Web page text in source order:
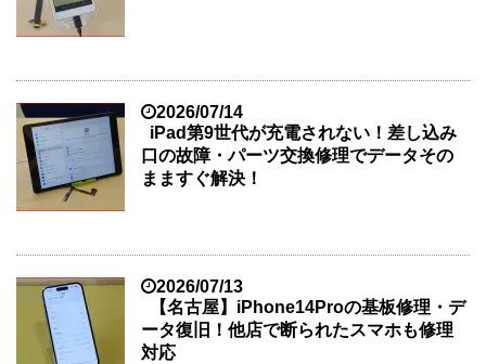
2026/07/14
iPad第9世代が充電されない！差し込み
口の故障・パーツ交換修理でデータその
まますぐ解決！
2026/07/13
【名古屋】iPhone14Proの基板修理・デ
ータ復旧！他店で断られたスマホも修理
対応